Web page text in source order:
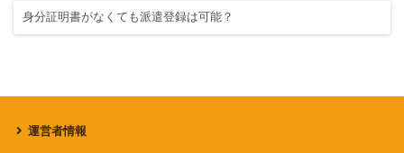
身分証明書がなくても派遣登録は可能？
運営者情報